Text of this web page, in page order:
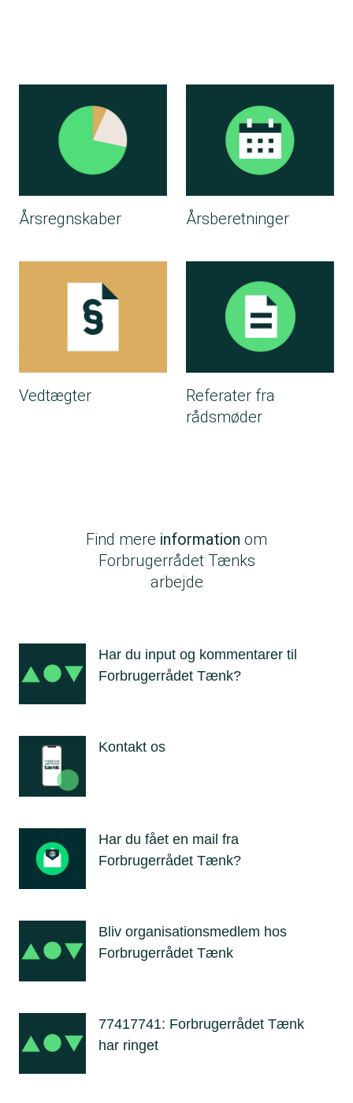
Årsregnskaber Årsberetninger
Vedtægter
Referater fra
rådsmøder
Find mere information om
Forbrugerrådet Tænks
arbejde
Har du input og kommentarer til
Forbrugerrådet Tænk?
Kontakt os
Har du fået en mail fra
Forbrugerrådet Tænk?
Bliv organisationsmedlem hos
Forbrugerrådet Tænk
77417741: Forbrugerrådet Tænk
har ringet